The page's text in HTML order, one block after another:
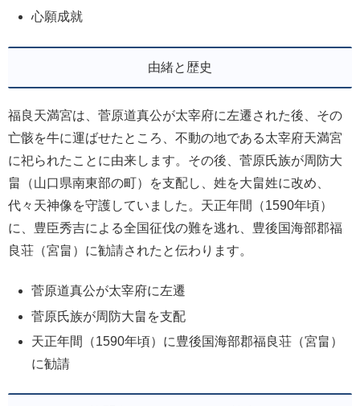
心願成就
由緒と歴史
福良天満宮は、菅原道真公が太宰府に左遷された後、その
亡骸を牛に運ばせたところ、不動の地である太宰府天満宮
に祀られたことに由来します。その後、菅原氏族が周防大
畠（山口県南東部の町）を支配し、姓を大畠姓に改め、
代々天神像を守護していました。天正年間（1590年頃）
に、豊臣秀吉による全国征伐の難を逃れ、豊後国海部郡福
良荘（宮畠）に勧請されたと伝わります。
菅原道真公が太宰府に左遷
菅原氏族が周防大畠を支配
天正年間（1590年頃）に豊後国海部郡福良荘（宮畠）
に勧請